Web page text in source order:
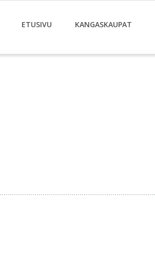
ETUSIVU KANGASKAUPAT